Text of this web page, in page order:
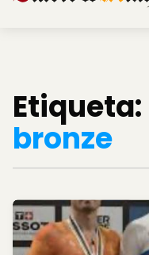
Etiqueta:
bronze